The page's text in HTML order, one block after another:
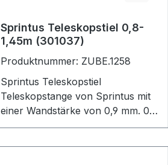
Sprintus Teleskopstiel 0,8-
1,45m (301037)
Produktnummer: ZUBE.1258
Sprintus Teleskopstiel
Teleskopstange von Sprintus mit
einer Wandstärke von 0,9 mm. 0,8
- 1,45 m